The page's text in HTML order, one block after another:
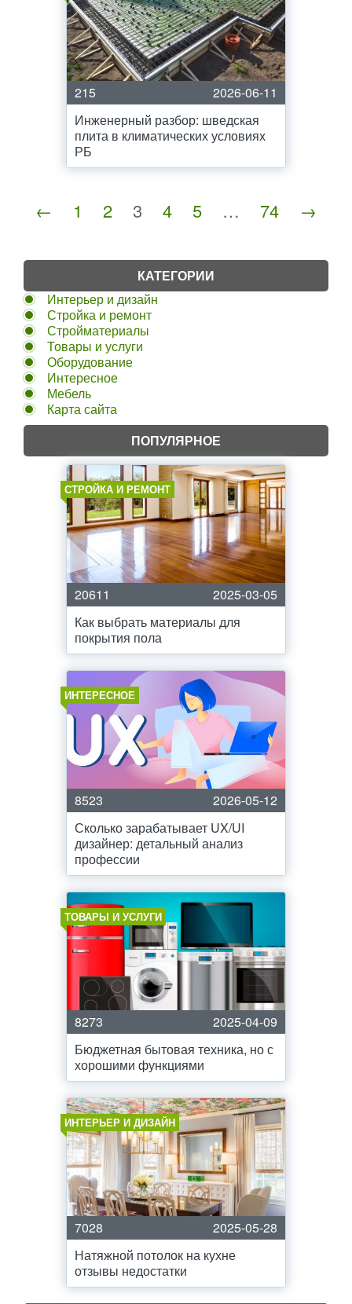
215
2026-06-11
Инженерный разбор: шведская
плита в климатических условиях
РБ
← 1 2 3 4 5 … 74 →
КАТЕГОРИИ
Интерьер и дизайн
Стройка и ремонт
Стройматериалы
Товары и услуги
Оборудование
Интересное
Мебель
Карта сайта
ПОПУЛЯРНОЕ
СТРОЙКА И РЕМОНТ
20611
2025-03-05
Как выбрать материалы для
покрытия пола
ИНТЕРЕСНОЕ
8523
2026-05-12
Сколько зарабатывает UX/UI
дизайнер: детальный анализ
профессии
ТОВАРЫ И УСЛУГИ
8273
2025-04-09
Бюджетная бытовая техника, но с
хорошими функциями
ИНТЕРЬЕР И ДИЗАЙН
7028
2025-05-28
Натяжной потолок на кухне
отзывы недостатки